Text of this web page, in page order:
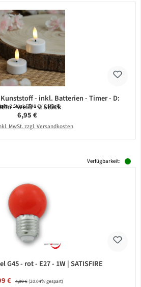
- inkl. Batterien - Timer - D:
- weiß - 2 Stück
2 Stück(3,48 € / 1 Stück)
Regulärer Preis:
6,95 €
MwSt. zzgl. Versandkosten
Verfügbarkeit:
G45 - rot - E27 - 1W | SATISFIRE
€ Regulärer Preis:
4,99 €(20.04% gespart)